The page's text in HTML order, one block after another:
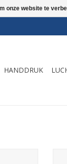
HANDDRUK
onze website te